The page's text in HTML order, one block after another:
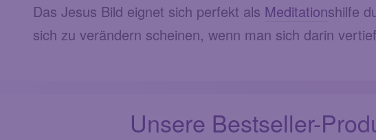
Das Jesus Bild eignet sich perfekt als Meditationshilfe
sich zu verändern scheinen, wenn man sich darin
Unsere Bestseller-